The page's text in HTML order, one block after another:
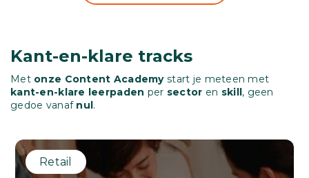
Kant-en-klare tracks
Met onze Content Academystart je meteen met
kant-en-klare leerpaden per sector en skill, geen
gedoe vanaf nul.
Retail